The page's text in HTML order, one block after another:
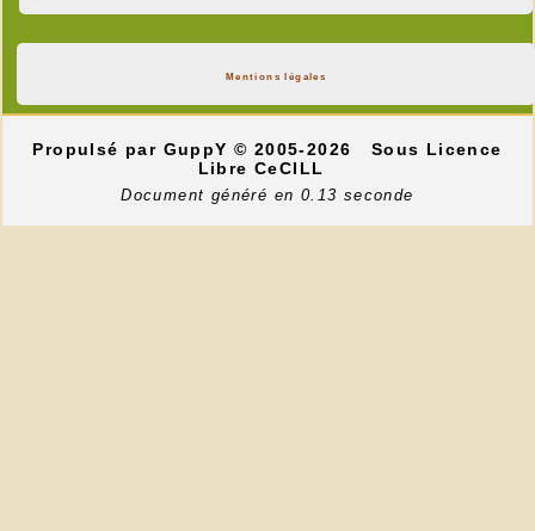
Mentions légales
Propulsé par GuppY© 2005-2026
Sous Licence
Libre CeCILL
Document généré en 0.13 seconde